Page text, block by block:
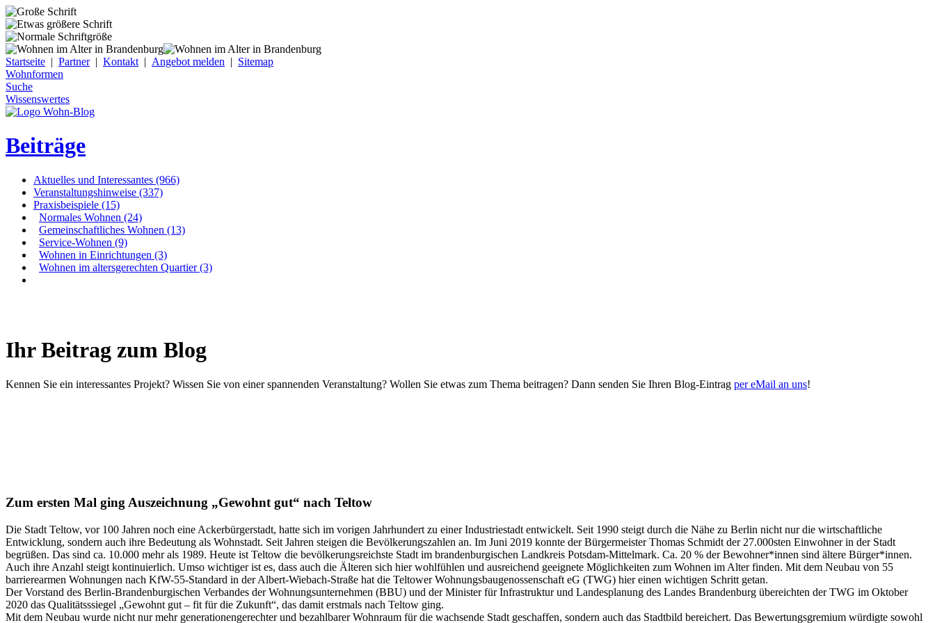
Startseite | Partner| Kontakt | Angebot melden | Sitemap
Wohnformen
Suche
Wissenswertes
Beiträge
Aktuelles und Interessantes (966)
Veranstaltungshinweise (337)
Praxisbeispiele (15)
Normales Wohnen (24)
Gemeinschaftliches Wohnen (13)
Service-Wohnen (9)
Wohnen in Einrichtungen (3)
Wohnen im altersgerechten Quartier (3)
Ihr Beitrag zum Blog
Kennen Sie ein interessantes Projekt? Wissen Sie von einer spannenden Veranstaltung? Wollen Sie etwas zum Thema beitragen? Dann senden Sie Ihren Blog-Eintrag per eMail an uns!
Zum ersten Mal ging Auszeichnung „Gewohnt gut“ nach Teltow
Die Stadt Teltow, vor 100 Jahren noch eine Ackerbürgerstadt, hatte sich im vorigen Jahrhundert zu einer Industriestadt entwickelt. Seit 1990 steigt durch die Nähe zu Berlin nicht nur die wirtschaftliche
Entwicklung, sondern auch ihre Bedeutung als Wohnstadt. Seit Jahren steigen die Bevölkerungszahlen an. Im Juni 2019 konnte der Bürgermeister Thomas Schmidt der 27.000sten Einwohner in der Stadt
begrüßen. Das sind ca. 10.000 mehr als 1989. Heute ist Teltow die bevölkerungsreichste Stadt im brandenburgischen Landkreis Potsdam-Mittelmark. Ca. 20 % der Bewohner*innen sind ältere Bürger*innen.
Auch ihre Anzahl steigt kontinuierlich. Umso wichtiger ist es, dass auch die Älteren sich hier wohlfühlen und ausreichend geeignete Möglichkeiten zum Wohnen im Alter finden. Mit dem Neubau von 55
barrierearmen Wohnungen nach KfW-55-Standard in der Albert-Wiebach-Straße hat die Teltower Wohnungsbaugenossenschaft eG (TWG) hier einen wichtigen Schritt getan.
Der Vorstand des Berlin-Brandenburgischen Verbandes der Wohnungsunternehmen (BBU) und der Minister für Infrastruktur und Landesplanung des Landes Brandenburg übereichten der TWG im Oktober
2020 das Qualitätsssiegel „Gewohnt gut – fit für die Zukunft“, das damit erstmals nach Teltow ging.
Mit dem Neubau wurde nicht nur mehr generationengerechter und bezahlbarer Wohnraum für die wachsende Stadt geschaffen, sondern auch das Stadtbild bereichert. Das Bewertungsgremium würdigte sowohl